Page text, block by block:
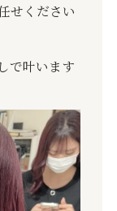
せください
で叶います